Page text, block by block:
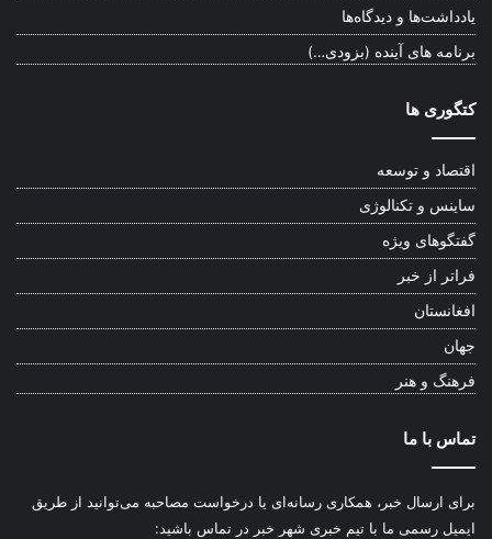
یادداشت‌ها و دیدگاه‌ها
برنامه های آینده (بزودی…)
کتگوری ها
اقتصاد و توسعه
ساینس و تکنالوژی
گفتگوهای ویژه
فراتر از خبر
افغانستان
جهان
فرهنگ و هنر
تماس با ما
برای ارسال خبر، همکاری رسانه‌ای یا درخواست مصاحبه می‌توانید از طریق
ایمیل رسمی ما با تیم خبری شهر خبر در تماس باشید: